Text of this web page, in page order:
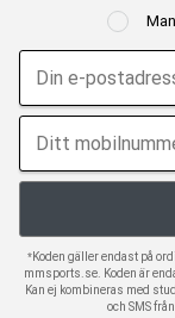
Man
*Koden gäller endast på
mmsports.se. Koden är
Kan ej kombineras med
och SMS